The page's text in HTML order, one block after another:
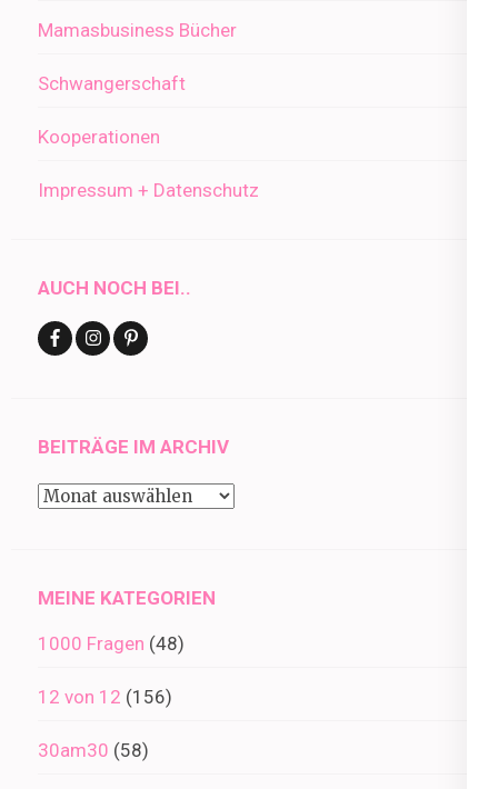
Mamasbusiness Bücher
Schwangerschaft
Kooperationen
Impressum + Datenschutz
AUCH NOCH BEI..
BEITRÄGE IM ARCHIV
Beiträge
MEINE KATEGORIEN
1000 Fragen (48)
12 von 12 (156)
30am30 (58)